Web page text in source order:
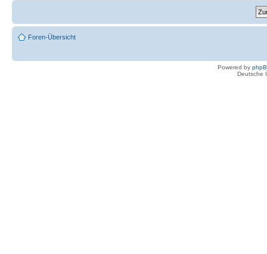
Foren-Übersicht
Powered by
Deutsche